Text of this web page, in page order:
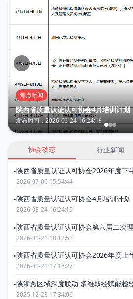
焦点新闻
陕西省质量认证认可协会4月培训计划
发布时间：2026-03-24 16:24:19
协会动态 行业新闻
•陕西省质量认证认可协会2026年度下
2026-07-06 15:54:44
•陕西省质量认证认可协会4月培训计划
2026-03-24 16:24:19
•陕西省质量认证认可协会第六届二次
2026-01-21 18:12:53
•陕西省质量认证认可协会2026年度上
2026-01-21 17:18:27
•陕浙跨区域深度联动 多维取经赋能检
2025-12-23 17:34:06